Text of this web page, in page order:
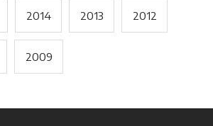
2014 2013 2012
2009